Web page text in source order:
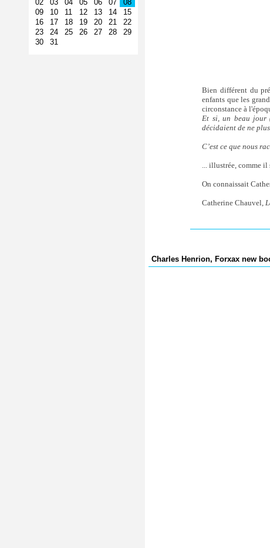
Bien différent du
enfants que les
circonstance à
Et si, un beau jour
décidaient de ne
C’est ce que nous
... illustrée, comme il
On connaissait
Catherine Chauvel,
Charles Henrion, Forxax new